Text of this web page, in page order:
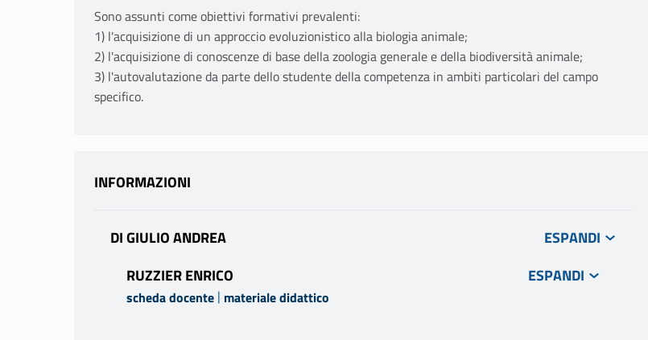
Sono assunti come obiettivi formativi prevalenti:
1) l'acquisizione di un approccio evoluzionistico alla biologia animale;
2) l'acquisizione di conoscenze di base della zoologia generale e della biodiversità animale;
3) l'autovalutazione da parte dello studente della competenza in ambiti particolari del campo
specifico.
INFORMAZIONI
DI GIULIO ANDREA
RUZZIER ENRICO
scheda docente | materiale didattico